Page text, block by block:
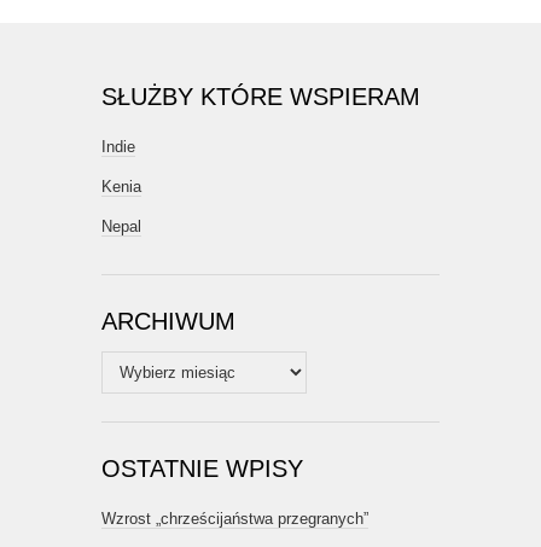
SŁUŻBY KTÓRE WSPIERAM
Indie
Kenia
Nepal
ARCHIWUM
Archiwum
OSTATNIE WPISY
Wzrost „chrześcijaństwa przegranych”